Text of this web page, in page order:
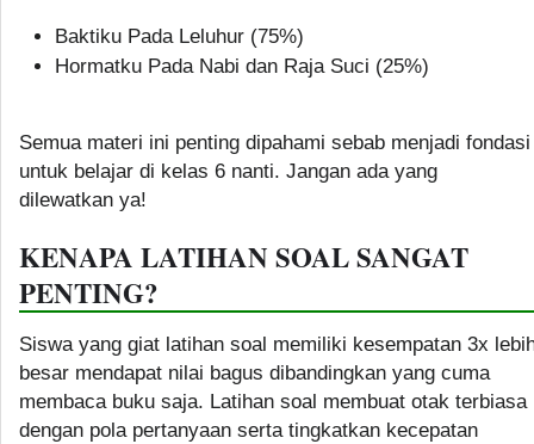
Baktiku Pada Leluhur (75%)
Hormatku Pada Nabi dan Raja Suci (25%)
Semua materi ini penting dipahami sebab menjadi fondasi
untuk belajar di kelas 6 nanti. Jangan ada yang
dilewatkan ya!
KENAPA LATIHAN SOAL SANGAT
PENTING?
Siswa yang giat latihan soal memiliki kesempatan 3x
besar mendapat nilai bagus dibandingkan yang cuma
membaca buku saja. Latihan soal membuat otak terbiasa
dengan pola pertanyaan serta tingkatkan kecepatan